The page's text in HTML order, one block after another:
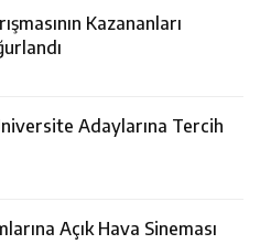
Kazananları
Adaylarına Tercih
Açık Hava Sineması